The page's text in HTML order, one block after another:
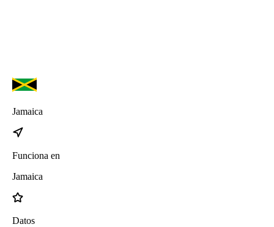
Jamaica
Funciona en
Jamaica
Datos